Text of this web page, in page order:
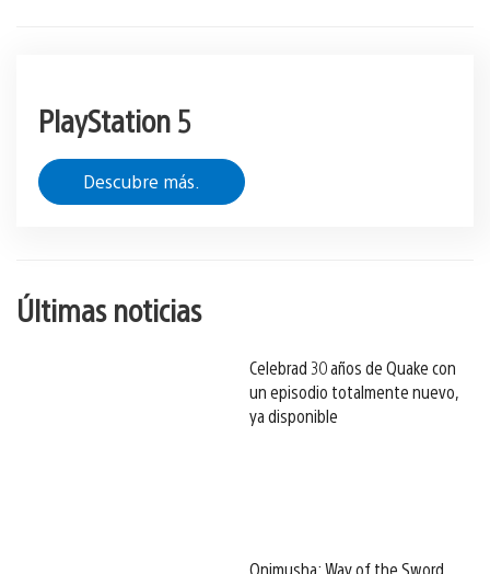
PlayStation 5
Descubre más.
Últimas noticias
Celebrad 30 años de Quake con
un episodio totalmente nuevo,
ya disponible
Onimusha: Way of the Sword